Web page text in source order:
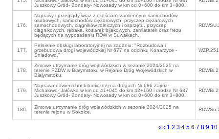
Juszkowy Gród- Bondary- Nowosady w km od 0+600 do km 3+800.
176.
Naprawy i przeglądy wraz z częściami zamiennymi samochodów
osobowych, samochodów ciężarowych, przyczep ciężarowych
samochodowych, ciągników rolniczych i osprzętu, przyczep
ciągnikowych, rębaka, kosiarek bijakowych, zamiatarek oraz frezu
będących na wyposażeniu RDW w Suwałkach.
177.
Pełnienie obsługi laboratoryjnej na zadaniu: "Rozbudowa i
przebudowa drogi wojewódzkiej Nr 677 na odcinku Konarzyce -
Śniadowo.”
178.
Zimowe utrzymanie dróg wojewódzkich w sezonie 2024/2025 na
terenie PZDW w Białymstoku w Rejonie Dróg Wojewódzkich w
Białymstoku.
179.
Naprawa nawierzchni bitumicznej na drogach Nr 686 Zajma-
Michałowo- Jałówka w km od 41+045 do km 42+160 i drodze Nr 687
Juszkowy Gród- Bondary- Nowosady w km od 0+600 do km 3+800.
180.
Zimowe utrzymanie dróg wojewódzkich w sezonie 2024/2025 na
terenie rejonu w Sokółce.
« ‹ 1 2 3 4 5 6 7 8 9 10